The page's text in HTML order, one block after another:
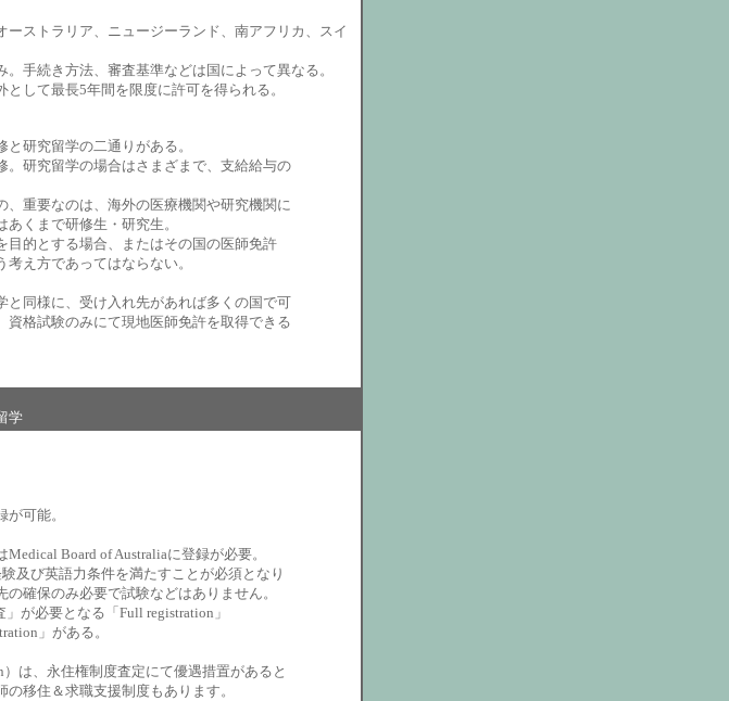
ストラリア、ニュージーランド、南アフリカ、スイ
手続き方法、審査基準などは国によって異なる。
して最長5年間を限度に許可を得られる。
研究留学の二通りがある。
研究留学の場合はさまざまで、支給給与の
重要なのは、海外の医療機関や研究機関に
くまで研修生・研究生。
目的とする場合、またはその国の医師免許
え方であってはならない。
同様に、受け入れ先があれば多くの国で可
格試験のみにて現地医師免許を取得できる
学
可能。
Board of Australiaに登録が必要。
及び英語力条件を満たすことが必須となり
確保のみ必要で試験などはありません。
が必要となる「Full registration」
」がある。
は、永住権制度査定にて優遇措置があると
移住＆求職支援制度もあります。